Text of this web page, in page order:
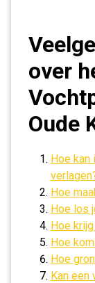
over
Oude
Hoe kan
Hoe
Hoe los
Hoe
Hoe
Hoe
Kan een